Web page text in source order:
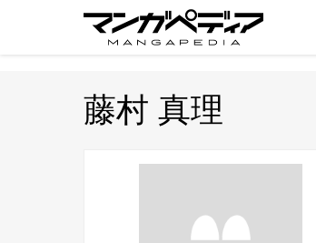
藤村 真理